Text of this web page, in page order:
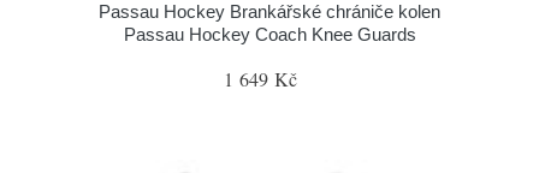
Passau Hockey Brankářské chrániče kolen
Passau Hockey Coach Knee Guards
1 649 Kč